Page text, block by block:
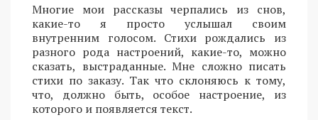
Многие мои рассказы черпались из снов,
какие-то я просто услышал своим
внутренним голосом. Стихи рождались из
разного рода настроений, какие-то, можно
сказать, выстраданные. Мне сложно писать
стихи по заказу. Так что склоняюсь к тому,
что, должно быть, особое настроение, из
которого и появляется текст.